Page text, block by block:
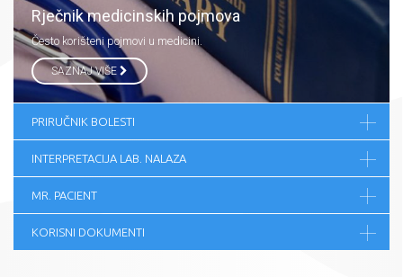
Rječnik medicinskih pojmova
Često korišteni pojmovi u medicini.
SAZNAJ VIŠE
PRIRUČNIK BOLESTI
INTERPRETACIJA LAB. NALAZA
MR. PACIENT
KORISNI DOKUMENTI